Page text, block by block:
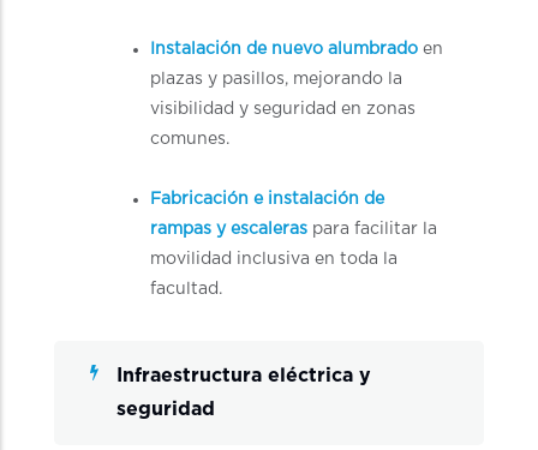
Instalación de nuevo alumbrado en
plazas y pasillos, mejorando la
visibilidad y seguridad en zonas
comunes.
Fabricación e instalación de
rampas y escaleras para facilitar la
movilidad inclusiva en toda la
facultad.
Infraestructura eléctrica y
seguridad